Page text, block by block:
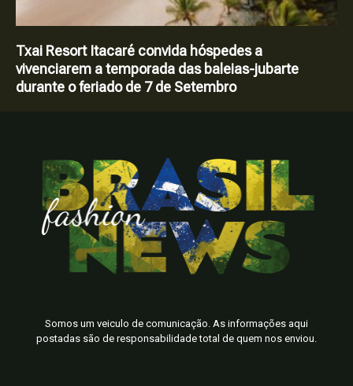
Txai Resort Itacaré convida hóspedes a
vivenciarem a temporada das baleias-jubarte
durante o feriado de 7 de Setembro
Somos um veiculo de comunicação. As informações aqui
postadas são de responsabilidade total de quem nos enviou.